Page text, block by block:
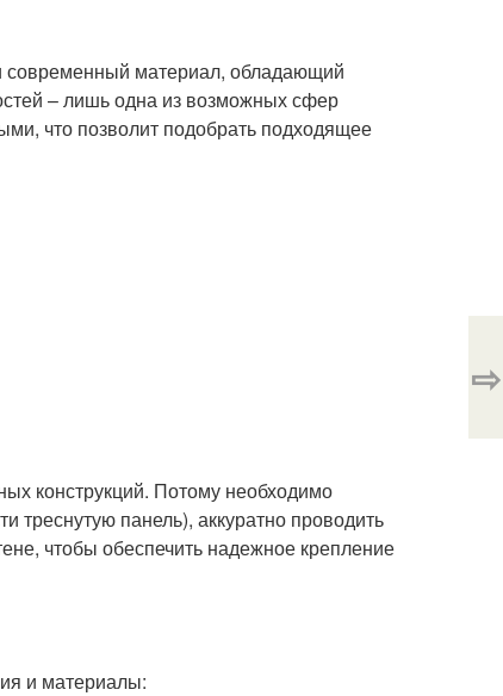
современный материал, обладающий
– лишь одна из возможных сфер
что позволит подобрать подходящее
конструкций. Потому необходимо
треснутую панель), аккуратно проводить
чтобы обеспечить надежное крепление
и материалы:
⇨